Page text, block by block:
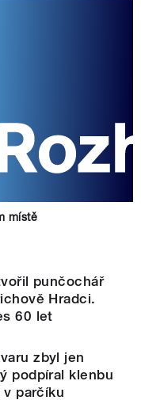
místě
punčochář
Hradci.
60 let
zbyl jen
podpíral klenbu
parčíku